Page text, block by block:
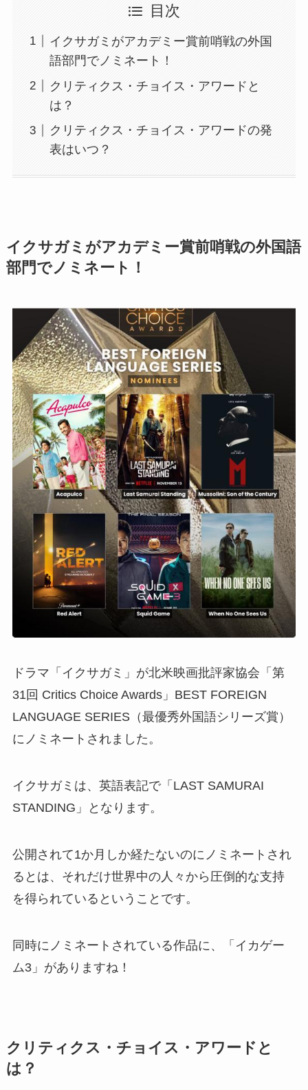
目次
イクサガミがアカデミー賞前哨戦の外国
語部門でノミネート！
クリティクス・チョイス・アワードと
は？
クリティクス・チョイス・アワードの発
表はいつ？
イクサガミがアカデミー賞前哨戦の外国語
部門でノミネート！
ドラマ「イクサガミ」が北米映画批評家協会「第
31回 Critics Choice Awards」BEST FOREIGN
LANGUAGE SERIES（最優秀外国語シリーズ賞）
にノミネートされました。
イクサガミは、英語表記で「LAST SAMURAI
STANDING」となります。
公開されて1か月しか経たないのにノミネートされ
るとは、それだけ世界中の人々から圧倒的な支持
を得られているということです。
同時にノミネートされている作品に、「イカゲー
ム3」がありますね！
クリティクス・チョイス・アワードと
は？